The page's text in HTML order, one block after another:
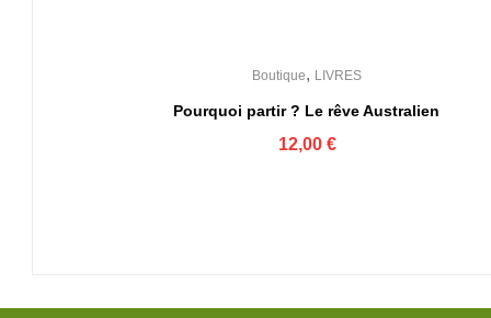
Boutique, LIVRES
Pourquoi partir ? Le rêve Australien
12,00 €